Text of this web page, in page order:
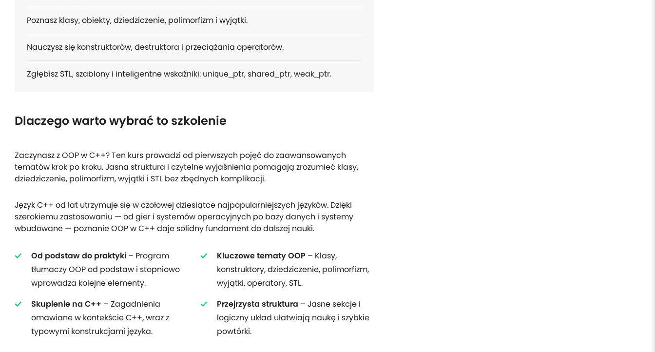
Poznasz klasy, obiekty, dziedziczenie, polimorfizm i wyjątki.
Nauczysz się konstruktorów, destruktora i przeciążania operatorów.
Zgłębisz STL, szablony i inteligentne wskaźniki: unique_ptr, shared_ptr, weak_ptr.
Dlaczego warto wybrać to szkolenie
Zaczynasz z OOP w C++? Ten kurs prowadzi od pierwszych pojęć do zaawansowanych
tematów krok po kroku. Jasna struktura i czytelne wyjaśnienia pomagają zrozumieć klasy,
dziedziczenie, polimorfizm, wyjątki i STL bez zbędnych komplikacji.
Język C++ od lat utrzymuje się w czołowej dziesiątce najpopularniejszych języków. Dzięki
szerokiemu zastosowaniu — od gier i systemów operacyjnych po bazy danych i systemy
wbudowane — poznanie OOP w C++ daje solidny fundament do dalszej nauki.
Od podstaw do praktyki – Program
tłumaczy OOP od podstaw i stopniowo
wprowadza kolejne elementy.
Kluczowe tematy OOP– Klasy,
konstruktory, dziedziczenie, polimorfizm,
wyjątki, operatory, STL.
Skupienie na C++ – Zagadnienia
omawiane w kontekście C++, wraz z
typowymi konstrukcjami języka.
Przejrzysta struktura – Jasne sekcje i
logiczny układ ułatwiają naukę i szybkie
powtórki.